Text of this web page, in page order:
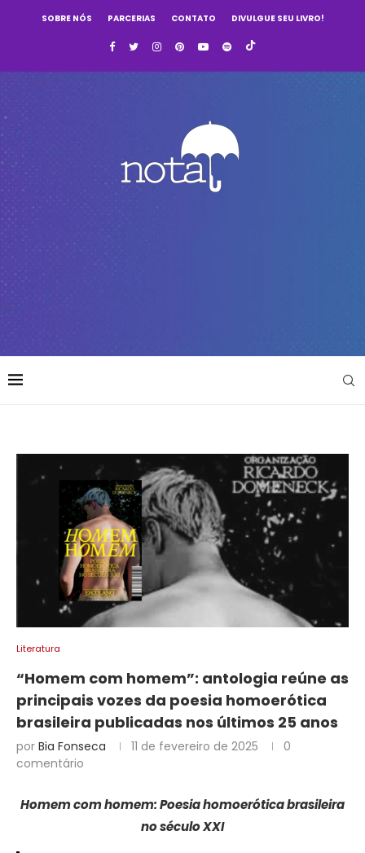
SOBRE NÓS PARCERIAS CONTATO DIVULGUE SEU LIVRO!
Literatura
“Homem com homem”: antologia reúne as
principais vozes da poesia homoerótica
brasileira publicadas nos últimos 25 anos
por Bia Fonseca 11 de fevereiro de 2025
0
comentário
Homem com homem: Poesia homoerótica brasileira
no século XXI